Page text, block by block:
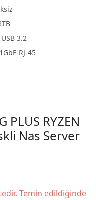
3.2
RJ-45
PLUS RYZEN
Nas Server
Temin edildiğinde